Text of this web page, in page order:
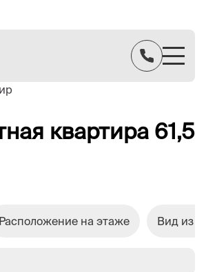
квартира 61,5
Расположение на этаже Вид из